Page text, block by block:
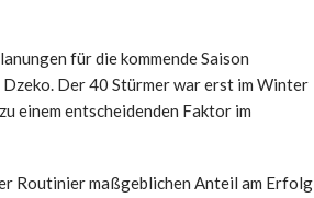
für die kommende Saison
Der 40 Stürmer war erst im Winter
einem entscheidenden Faktor im
Routinier maßgeblichen Anteil am Erfolg